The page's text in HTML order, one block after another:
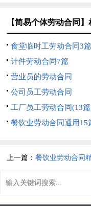
【简易个体劳动合同】
食堂临时工劳动合同3篇
计件劳动合同7篇
营业员的劳动合同
公司员工劳动合同
工厂员工劳动合同(13
餐饮业劳动合同通用15
上一篇：餐饮业劳动合同